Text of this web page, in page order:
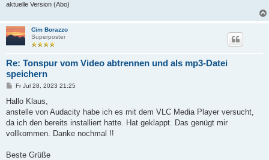
aktuelle Version (Abo)
Cim Borazzo
Superposter
Re: Tonspur vom Video abtrennen und als mp3-Datei
speichern
B
i
r
a
Fr Jul 28, 2023 21:25
Hallo Klaus,
anstelle von Audacity habe ich es mit dem VLC Media Player versucht,
da ich den bereits installiert hatte. Hat geklappt. Das genügt mir
vollkommen. Danke nochmal !!
Beste Grüße